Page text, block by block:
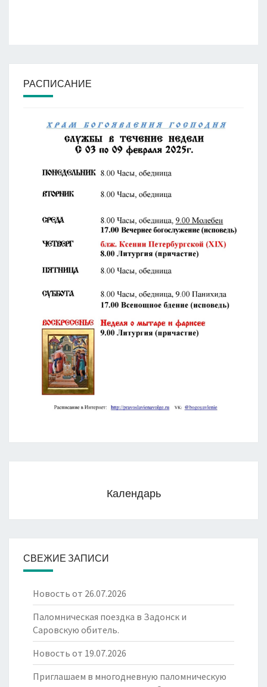
РАСПИСАНИЕ
Календарь
СВЕЖИЕ ЗАПИСИ
Новость от 26.07.2026
Паломническая поездка в Задонск и
Саровскую обитель.
Новость от 19.07.2026
Приглашаем в многодневную паломническую